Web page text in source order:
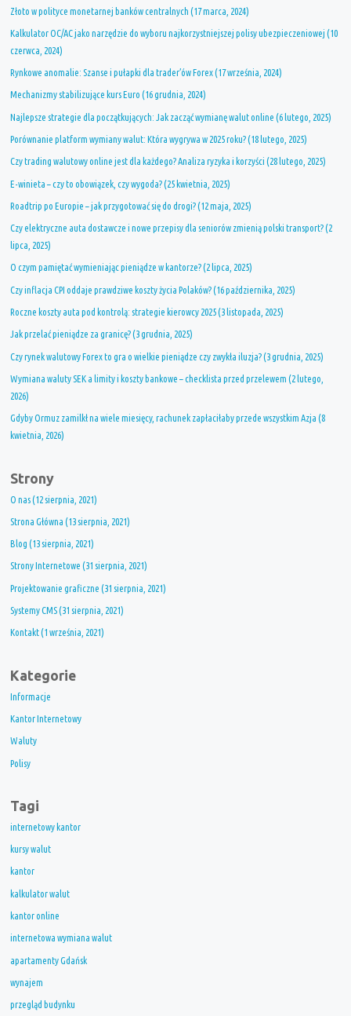
Złoto w polityce monetarnej banków centralnych (17 marca, 2024)
Kalkulator OC/AC jako narzędzie do wyboru najkorzystniejszej polisy ubezpieczeniowej (10
czerwca, 2024)
Rynkowe anomalie: Szanse i pułapki dla trader’ów Forex (17 września, 2024)
Mechanizmy stabilizujące kurs Euro (16 grudnia, 2024)
Najlepsze strategie dla początkujących: Jak zacząć wymianę walut online (6 lutego, 2025)
Porównanie platform wymiany walut: Która wygrywa w 2025 roku? (18 lutego, 2025)
Czy trading walutowy online jest dla każdego? Analiza ryzyka i korzyści (28 lutego, 2025)
E-winieta – czy to obowiązek, czy wygoda? (25 kwietnia, 2025)
Roadtrip po Europie – jak przygotować się do drogi? (12 maja, 2025)
Czy elektryczne auta dostawcze i nowe przepisy dla seniorów zmienią polski transport? (2
lipca, 2025)
O czym pamiętać wymieniając pieniądze w kantorze? (2 lipca, 2025)
Czy inflacja CPI oddaje prawdziwe koszty życia Polaków? (16 października, 2025)
Roczne koszty auta pod kontrolą: strategie kierowcy 2025 (3 listopada, 2025)
Jak przelać pieniądze za granicę? (3 grudnia, 2025)
Czy rynek walutowy Forex to gra o wielkie pieniądze czy zwykła iluzja? (3 grudnia, 2025)
Wymiana waluty SEK a limity i koszty bankowe – checklista przed przelewem (2 lutego,
2026)
Gdyby Ormuz zamilkł na wiele miesięcy, rachunek zapłaciłaby przede wszystkim Azja (8
kwietnia, 2026)
Strony
O nas (12 sierpnia, 2021)
Strona Główna (13 sierpnia, 2021)
Blog (13 sierpnia, 2021)
Strony Internetowe (31 sierpnia, 2021)
Projektowanie graficzne (31 sierpnia, 2021)
Systemy CMS (31 sierpnia, 2021)
Kontakt (1 września, 2021)
Kategorie
Informacje
Kantor Internetowy
Waluty
Polisy
Tagi
internetowy kantor
kursy walut
kantor
kalkulator walut
kantor online
internetowa wymiana walut
apartamenty Gdańsk
wynajem
przegląd budynku